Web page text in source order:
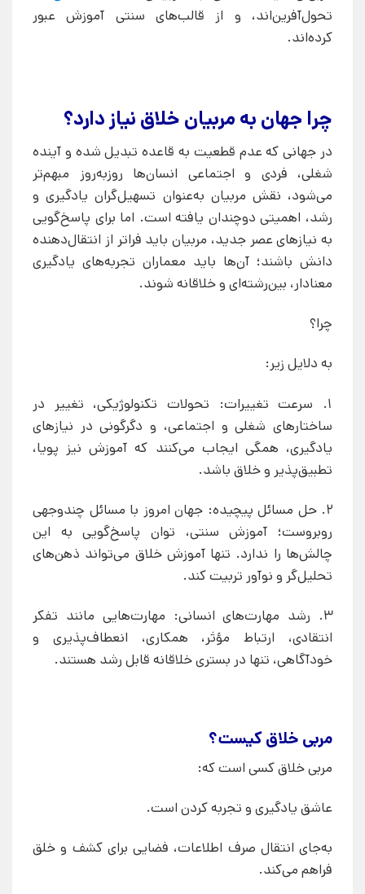
تحول‌آفرین‌اند، و از قالب‌های سنتی آموزش عبور
کرده‌اند.
چرا جهان به مربیان خلاق نیاز دارد؟
در جهانی که عدم قطعیت به قاعده تبدیل شده و آینده
شغلی، فردی و اجتماعی انسان‌ها روزبه‌روز مبهم‌تر
می‌شود، نقش مربیان به‌عنوان تسهیل‌گران یادگیری و
رشد، اهمیتی دوچندان یافته است. اما برای پاسخ‌گویی
به نیازهای عصر جدید، مربیان باید فراتر از انتقال‌دهنده
دانش باشند؛ آن‌ها باید معماران تجربه‌های یادگیری
معنادار، بین‌رشته‌ای و خلاقانه شوند.
چرا؟
به دلایل زیر:
1. سرعت تغییرات: تحولات تکنولوژیکی، تغییر در
ساختارهای شغلی و اجتماعی، و دگرگونی در نیازهای
یادگیری، همگی ایجاب می‌کنند که آموزش نیز پویا،
تطبیق‌پذیر و خلاق باشد.
2. حل مسائل پیچیده: جهان امروز با مسائل چندوجهی
روبروست؛ آموزش سنتی، توان پاسخ‌گویی به این
چالش‌ها را ندارد. تنها آموزش خلاق می‌تواند ذهن‌های
تحلیل‌گر و نوآور تربیت کند.
3. رشد مهارت‌های انسانی: مهارت‌هایی مانند تفکر
انتقادی، ارتباط مؤثر، همکاری، انعطاف‌پذیری و
خودآگاهی، تنها در بستری خلاقانه قابل رشد هستند.
مربی خلاق کیست؟
مربی خلاق کسی است که:
عاشق یادگیری و تجربه کردن است.
به‌جای انتقال صرف اطلاعات، فضایی برای کشف و خلق
فراهم می‌کند.